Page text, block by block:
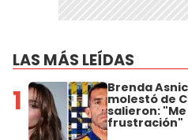
LAS MÁS LEÍDAS
1 Brenda
molestó de
salieron:
frustración"